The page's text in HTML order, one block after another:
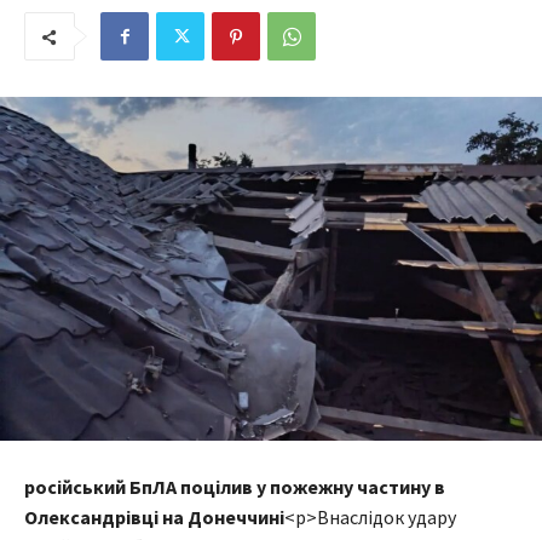
російський БпЛА поцілив у пожежну частину в
Олександрівці на Донеччині<p>Внаслідок удару